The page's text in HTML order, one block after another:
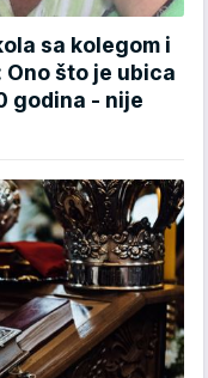
sa kolegom i
što je ubica
godina - nije